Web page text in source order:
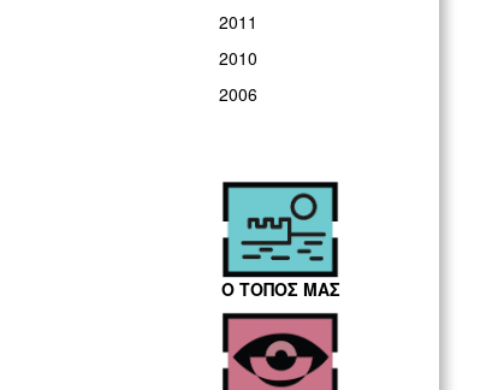
2011
2010
2006
Ο ΤΟΠΟΣ ΜΑΣ